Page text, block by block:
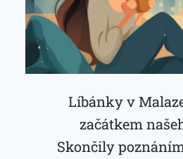
Líbánky v
začátkem
Skončily